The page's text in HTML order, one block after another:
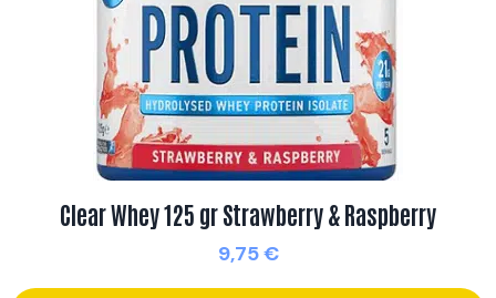
Clear Whey 125 gr Strawberry & Raspberry
9,75€